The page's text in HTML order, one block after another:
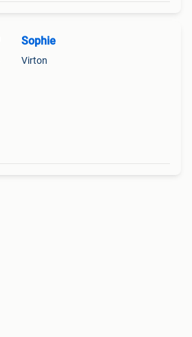
Sophie
Virton